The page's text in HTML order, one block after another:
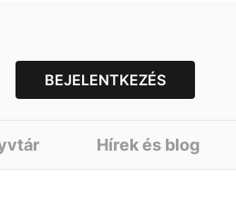
BEJELENTKEZÉS
Hírek és blog